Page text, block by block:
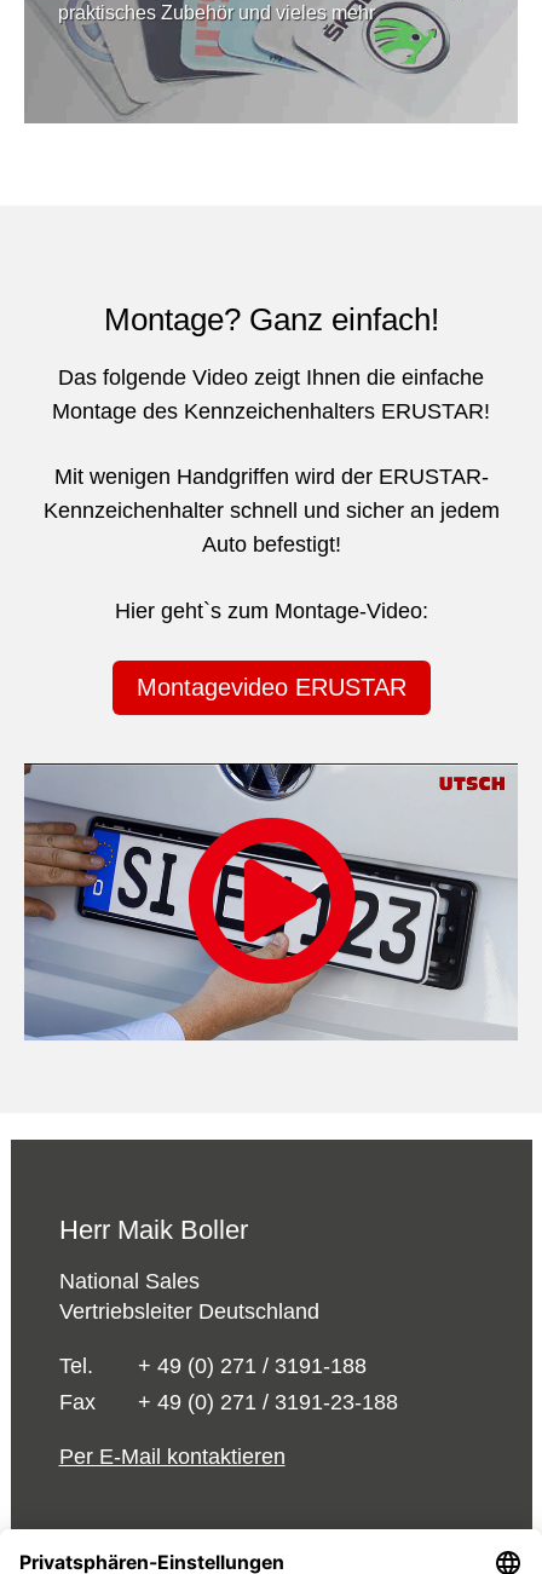
praktisches Zubehör und vieles mehr
Montage? Ganz einfach!
Das folgende Video zeigt Ihnen die einfache
Montage des Kennzeichenhalters ERUSTAR!
Mit wenigen Handgriffen wird der ERUSTAR-
Kennzeichenhalter schnell und sicher an jedem
Auto befestigt!
Hier geht`s zum Montage-Video:
Montagevideo ERUSTAR
Herr Maik Boller
National Sales
Vertriebsleiter Deutschland
Tel.
+ 49 (0) 271 / 3191-188
Fax
+ 49 (0) 271 / 3191-23-188
Per E-Mail kontaktieren